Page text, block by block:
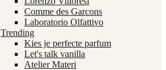
Comme des Garcons
Laboratorio Olfattivo
Trending
Kies je perfecte parfum
Let's talk vanilla
Atelier Materi